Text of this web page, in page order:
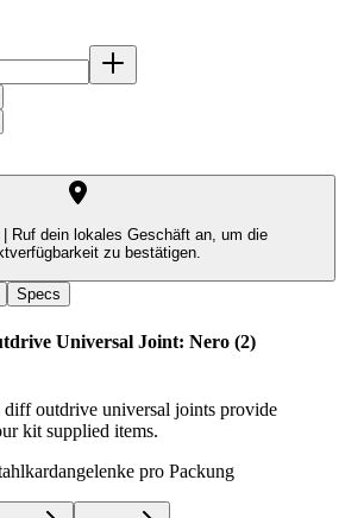
Ruf dein lokales Geschäft an, um die
zu bestätigen.
Specs
Universal Joint: Nero (2)
diff outdrive universal joints provide
kit supplied items.
pro Packung